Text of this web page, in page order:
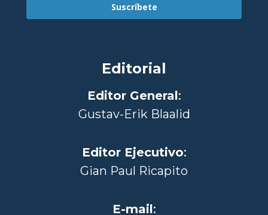
Suscríbete
Editorial
Editor General:
Gustav-Erik Blaalid
Editor Ejecutivo:
Gian Paul Ricapito
E-mail: